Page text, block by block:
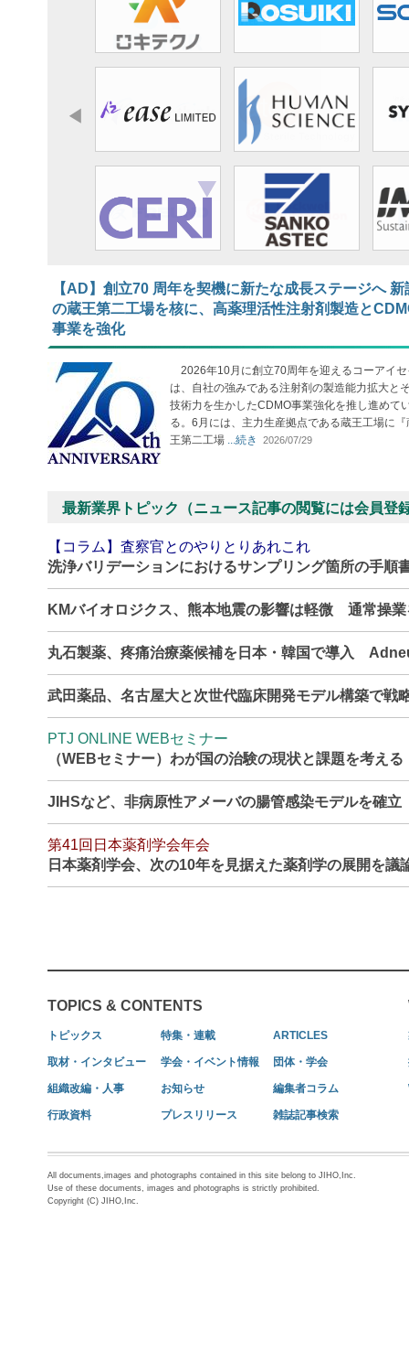
【AD】​​​​​​​創立70 周年を契機に新たな成長ステージへ 新
の蔵王第二工場を核に、高薬理活性注射剤製造と
事業を強化
2026年10月に創立70周年を迎えるコーアイセ
は、自社の強みである注射剤の製造能力拡大と
技術力を生かしたCDMO事業強化を推し進めて
る。6月には、主力生産拠点である蔵王工場に『
王第二工場 ...続き 2026/07/29
最新業界トピック（ニュース記事の閲覧には会員登
【コラム】査察官とのやりとりあれこれ
洗浄バリデーションにおけるサンプリング箇所の手順
KMバイオロジクス、熊本地震の影響は軽微 通常操
丸石製薬、疼痛治療薬候補を日本・韓国で導入
武田薬品、名古屋大と次世代臨床開発モデル構築で
PTJ ONLINE WEBセミナー
（WEBセミナー）わが国の治験の現状と課題を考える
JIHSなど、非病原性アメーバの腸管感染モデルを確
第41回日本薬剤学会年会
日本薬剤学会、次の10年を見据えた薬剤学の展開を議
TOPICS & CONTENTS
トピックス 特集・連載 ARTICLES
取材・インタビュー 学会・イベント情報 団体・学会
組織改編・人事 お知らせ 編集者コラム
行政資料 プレスリリース 雑誌記事検索
All documents,images and photographs contained in this site belong to JIHO,Inc.
Use of these documents, images and photographs is strictly prohibited.
Copyright (C) JIHO,Inc.